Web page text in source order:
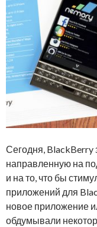
Сегодня, BlackBerry
направленную на
и на то, что бы
приложений для
новое приложение
обдумывали